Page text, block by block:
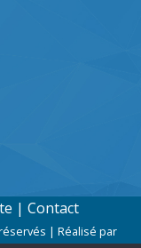
| Contact
| Réalisé par